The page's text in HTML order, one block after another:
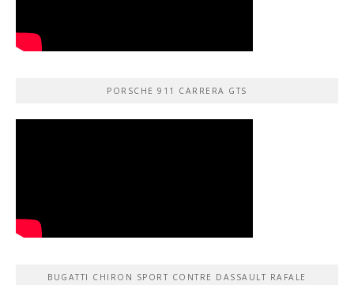
PORSCHE 911 CARRERA GTS
BUGATTI CHIRON SPORT CONTRE DASSAULT RAFALE